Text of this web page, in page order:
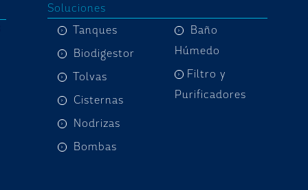
Soluciones
Tanques
Biodigestor
Tolvas
Cisternas
Nodrizas
Bombas
Baño
Húmedo
Filtro y
Purificadores